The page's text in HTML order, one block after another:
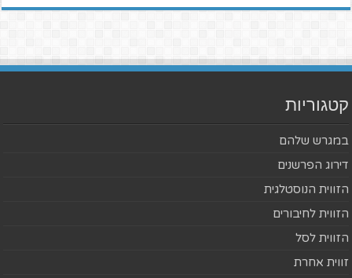
קטגוריות
במגרש שלהם
דירוג הפרשנים
הזווית הנוסטלגית
הזווית לחיבורים
הזווית לסל
זווית אחרת